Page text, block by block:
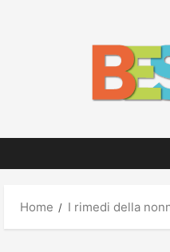
Home I rimedi della